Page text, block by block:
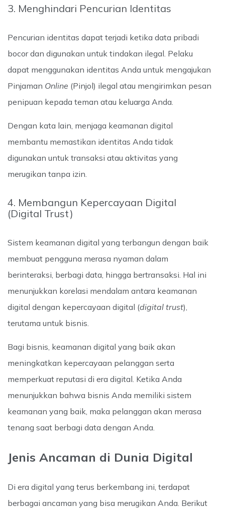
3. Menghindari Pencurian Identitas
Pencurian identitas dapat terjadi ketika data pribadi
bocor dan digunakan untuk tindakan ilegal. Pelaku
dapat menggunakan identitas Anda untuk mengajukan
Pinjaman Online (Pinjol) ilegal atau mengirimkan pesan
penipuan kepada teman atau keluarga Anda.
Dengan kata lain, menjaga keamanan digital
membantu memastikan identitas Anda tidak
digunakan untuk transaksi atau aktivitas yang
merugikan tanpa izin.
4. Membangun Kepercayaan Digital
(Digital Trust)
Sistem keamanan digital yang terbangun dengan baik
membuat pengguna merasa nyaman dalam
berinteraksi, berbagi data, hingga bertransaksi. Hal ini
menunjukkan korelasi mendalam antara keamanan
digital dengan kepercayaan digital (digital trust),
terutama untuk bisnis.
Bagi bisnis, keamanan digital yang baik akan
meningkatkan kepercayaan pelanggan serta
memperkuat reputasi di era digital. Ketika Anda
menunjukkan bahwa bisnis Anda memiliki sistem
keamanan yang baik, maka pelanggan akan merasa
tenang saat berbagi data dengan Anda.
Jenis Ancaman di Dunia Digital
Di era digital yang terus berkembang ini, terdapat
berbagai ancaman yang bisa merugikan Anda. Berikut